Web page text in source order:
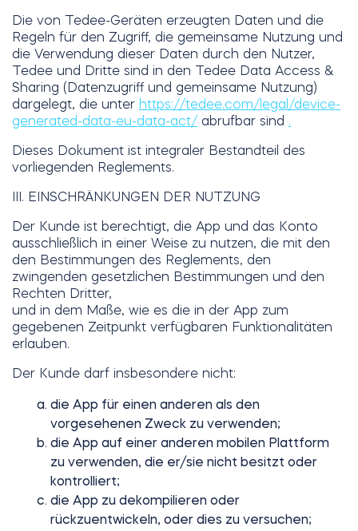
Die von Tedee-Geräten erzeugten Daten und die
Regeln für den Zugriff, die gemeinsame Nutzung und
die Verwendung dieser Daten durch den Nutzer,
Tedee und Dritte sind in den Tedee Data Access &
Sharing (Datenzugriff und gemeinsame Nutzung)
dargelegt, die unter https://tedee.com/legal/device-
generated-data-eu-data-act/ abrufbar sind
Dieses Dokument ist integraler Bestandteil des
vorliegenden Reglements.
III. EINSCHRÄNKUNGEN DER NUTZUNG
Der Kunde ist berechtigt, die App und das Konto
ausschließlich in einer Weise zu nutzen, die mit den
den Bestimmungen des Reglements, den
zwingenden gesetzlichen Bestimmungen und den
Rechten Dritter,
und in dem Maße, wie es die in der App zum
gegebenen Zeitpunkt verfügbaren Funktionalitäten
erlauben.
Der Kunde darf insbesondere nicht:
die App für einen anderen als den
vorgesehenen Zweck zu verwenden;
die App auf einer anderen mobilen Plattform
zu verwenden, die er/sie nicht besitzt oder
kontrolliert;
die App zu dekompilieren oder
rückzuentwickeln, oder dies zu versuchen;